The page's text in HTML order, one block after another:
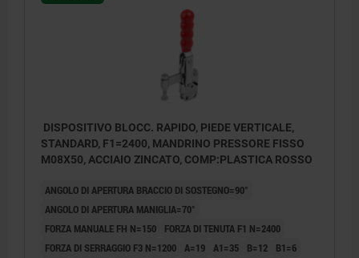
DISPOSITIVO BLOCC. RAPIDO, PIEDE VERTICALE,
STANDARD, F1=2400, MANDRINO PRESSORE FISSO
M08X50, ACCIAIO ZINCATO, COMP:PLASTICA ROSSO
ANGOLO DI APERTURA BRACCIO DI SOSTEGNO=90°
ANGOLO DI APERTURA MANIGLIA=70°
FORZA MANUALE FH N=150
FORZA DI TENUTA F1 N=2400
FORZA DI SERRAGGIO F3 N=1200 A=19 A1=35 B=12
B1=6